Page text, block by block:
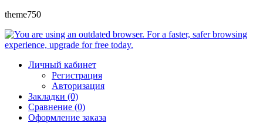
theme750
Личный кабинет
Регистрация
Авторизация
Закладки (0)
Сравнение (0)
Оформление заказа